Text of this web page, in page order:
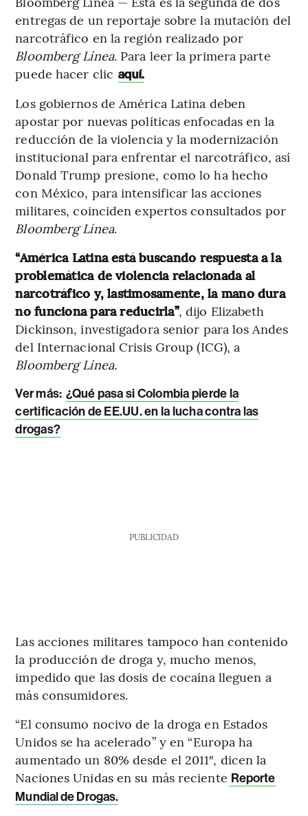
entregas de un reportaje sobre la mutación del
narcotráfico en la región realizado por
Bloomberg Línea. Para leer la primera parte
puede hacer clic aquí.
Los gobiernos de América Latina deben
apostar por nuevas políticas enfocadas en la
reducción de la violencia y la modernización
institucional para enfrentar el narcotráfico, así
Donald Trump presione, como lo ha hecho
con México, para intensificar las acciones
militares, coinciden expertos consultados por
Bloomberg Línea.
“América Latina está buscando respuesta a la
problemática de violencia relacionada al
narcotráfico y, lastimosamente, la mano dura
no funciona para reducirla”, dijo Elizabeth
Dickinson, investigadora senior para los Andes
del Internacional Crisis Group (ICG), a
Bloomberg Línea.
Ver más: ¿Qué pasa si Colombia pierde la
certificación de EE.UU. en la lucha contra las
drogas?
PUBLICIDAD
Las acciones militares tampoco han contenido
la producción de droga y, mucho menos,
impedido que las dosis de cocaína lleguen a
más consumidores.
“El consumo nocivo de la droga en Estados
Unidos se ha acelerado” y en “Europa ha
aumentado un 80% desde el 2011″, dicen la
Naciones Unidas en su más reciente Reporte
Mundial de Drogas.